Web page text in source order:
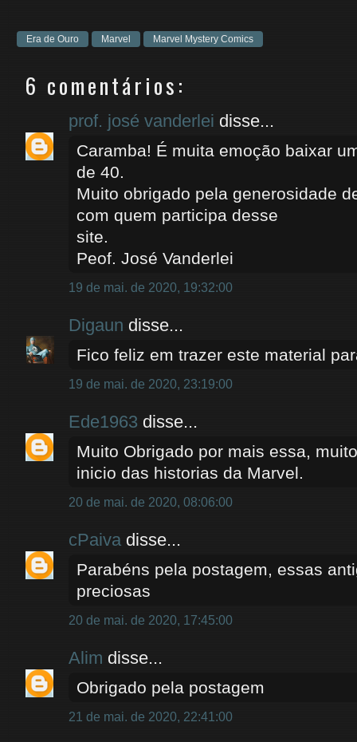
Era de Ouro Marvel Marvel Mystery Comics
6 comentários:
prof. josé vanderlei disse...
Caramba! É muita emoção baixar
de 40.
Muito obrigado pela generosidade
com quem participa desse
site.
Peof. José Vanderlei
19 de mai. de 2020, 19:32:00
Digaun disse...
Fico feliz em trazer este material
19 de mai. de 2020, 23:19:00
Ede1963 disse...
Muito Obrigado por mais essa,
inicio das historias da Marvel.
20 de mai. de 2020, 08:06:00
cPaiva disse...
Parabéns pela postagem, essas
preciosas
20 de mai. de 2020, 17:45:00
Alim disse...
Obrigado pela postagem
21 de mai. de 2020, 22:41:00